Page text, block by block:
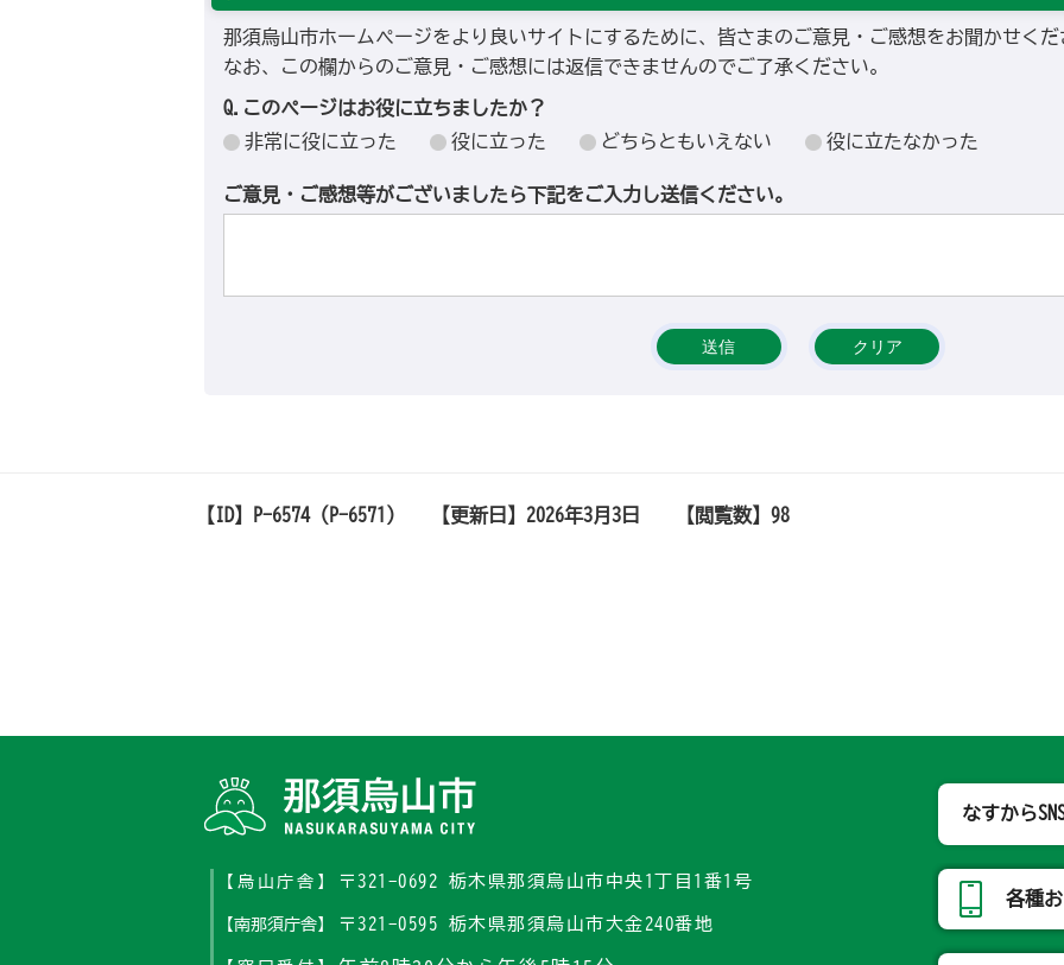
那須烏山市ホームページをより良いサイトにするために、皆さまのご意見・ご感想をお聞かせくだ
なお、この欄からのご意見・ご感想には返信できませんのでご了承ください。
Q.このページはお役に立ちましたか？
非常に役に立った
役に立った どちらともいえない 役に立たなかった
ご意見・ご感想等がございましたら下記をご入力し送信ください。
【ID】 P-6574 (P-6571) 【更新日】 2026年3月3日 【閲覧数】 98
【烏山庁舎】 〒321-0692 栃木県那須烏山市中央1丁目1番1号
【南那須庁舎】 〒321-0595 栃木県那須烏山市大金240番地
なすから
各種